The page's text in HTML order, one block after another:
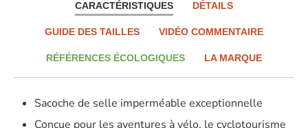
CARACTÉRISTIQUES DÉTAILS
GUIDE DES TAILLES VIDÉO COMMENTAIRE
RÉFÉRENCES ÉCOLOGIQUES LA MARQUE
Sacoche de selle imperméable exceptionnelle
Conçue pour les aventures à vélo, le cyclotourisme